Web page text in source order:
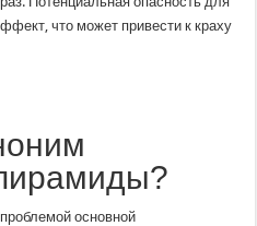
что может привести к краху
основной